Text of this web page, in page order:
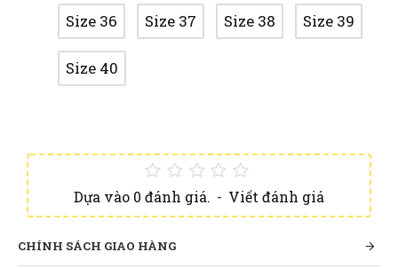
Dựa vào 0 đánh giá. - Viết đánh giá
Size 36 Size 37 Size 38 Size 39
Size 40
CHÍNH SÁCH GIAO HÀNG